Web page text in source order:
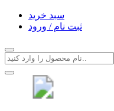
سبد خرید
ثبت نام / ورود